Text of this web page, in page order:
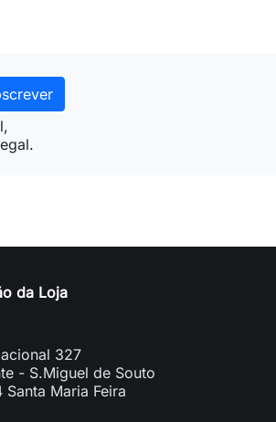
da Loja
327
- S.Miguel de Souto
Maria Feira